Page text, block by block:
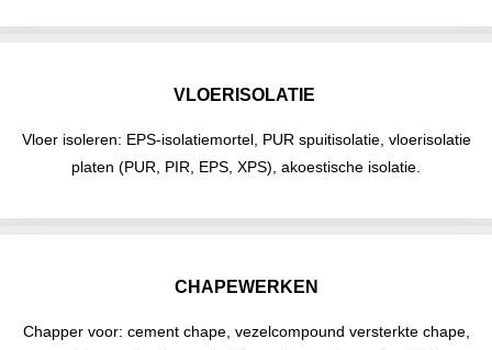
VLOERISOLATIE
Vloer isoleren: EPS-isolatiemortel, PUR spuitisolatie, vloerisolatie
platen (PUR, PIR, EPS, XPS), akoestische isolatie.
CHAPEWERKEN
Chapper voor: cement chape, vezelcompound versterkte chape,